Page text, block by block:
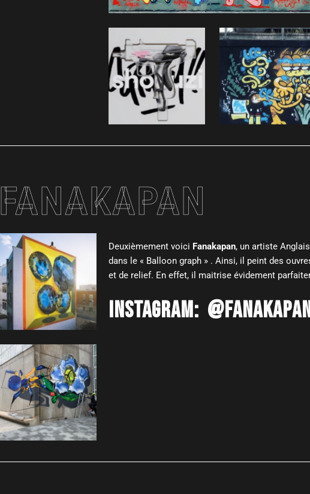
FANAKAPAN
Deuxièmement voici Fanakapan, un artiste
dans le « Balloon graph » . Ainsi, il peint des
et de relief. En effet, il maitrise évidement
INSTAGRAM: